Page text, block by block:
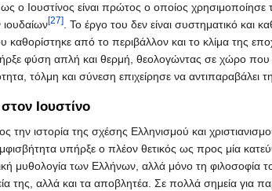
ο Ιουστίνος είναι πρώτος ο οποίος
[27]
. Το έργο του δεν είναι συστηματικό και
καθορίστηκε από το περιβάλλον και το κλίμα της
φύση απλή και θερμή, θεολογώντας σε χώρο που
τόλμη και σύνεση επιχείρησε να αντιπαραβάλει
Ιουστίνο
ιστορία της σχέσης Ελληνισμού και
υπήρξε ο πλέον θετικός ως προς μία
μυθολογία των Ελλήνων, αλλά μόνο τη φιλοσοφία
της, αλλά και τα αποβλητέα. Σε πολλά σημεία για